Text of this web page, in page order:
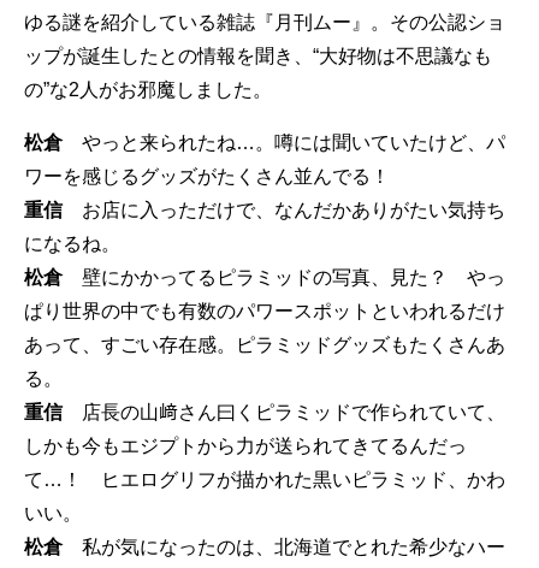
ゆる謎を紹介している雑誌『月刊ムー』。その公認ショ
ップが誕生したとの情報を聞き、“大好物は不思議なも
の”な2人がお邪魔しました。
松倉やっと来られたね…。噂には聞いていたけど、パ
ワーを感じるグッズがたくさん並んでる！
重信お店に入っただけで、なんだかありがたい気持ち
になるね。
松倉壁にかかってるピラミッドの写真、見た？ やっ
ぱり世界の中でも有数のパワースポットといわれるだけ
あって、すごい存在感。ピラミッドグッズもたくさんあ
る。
重信店長の山﨑さん曰くピラミッドで作られていて、
しかも今もエジプトから力が送られてきてるんだっ
て…！ ヒエログリフが描かれた黒いピラミッド、かわ
いい。
松倉私が気になったのは、北海道でとれた希少なハー